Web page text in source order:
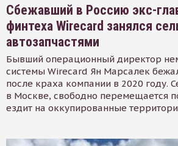
Сбежавший в Россию экс-
финтеха Wirecard занялся
автозапчастями
Бывший операционный директор
системы Wirecard Ян Марсалек
после краха компании в 2020 году.
в Москве, свободно перемещается
ездит на оккупированные